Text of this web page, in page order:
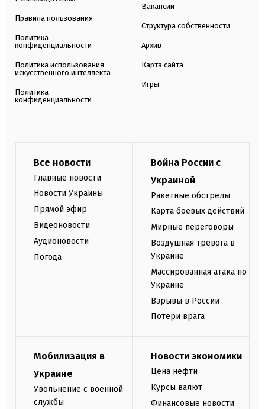
Правила пользования
Политика
конфиденциальности
Политика использования
искусственного интеллекта
Политика
конфиденциальности
Вакансии
Структура собственности
Архив
Карта сайта
Игры
Все новости
Главные новости
Новости Украины
Прямой эфир
Видеоновости
Аудионовости
Погода
Война России с
Украиной
Ракетные обстрелы
Карта боевых действий
Мирные переговоры
Воздушная тревога в
Украине
Массированная атака по
Украине
Взрывы в России
Потери врага
Мобилизация в
Украине
Увольнение с военной
службы
Новости экономики
Цена нефти
Курсы валют
Финансовые новости